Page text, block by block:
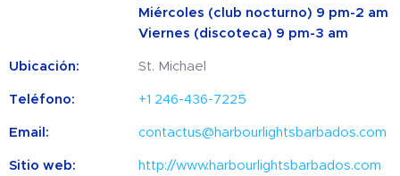
Miércoles (club nocturno) 9 pm-2 am
Viernes (discoteca) 9 pm-3 am
Ubicación: St. Michael
Teléfono: +1 246-436-7225
Email: contactus@harbourlightsbarbados.com
Sitio web: http://www.harbourlightsbarbados.com